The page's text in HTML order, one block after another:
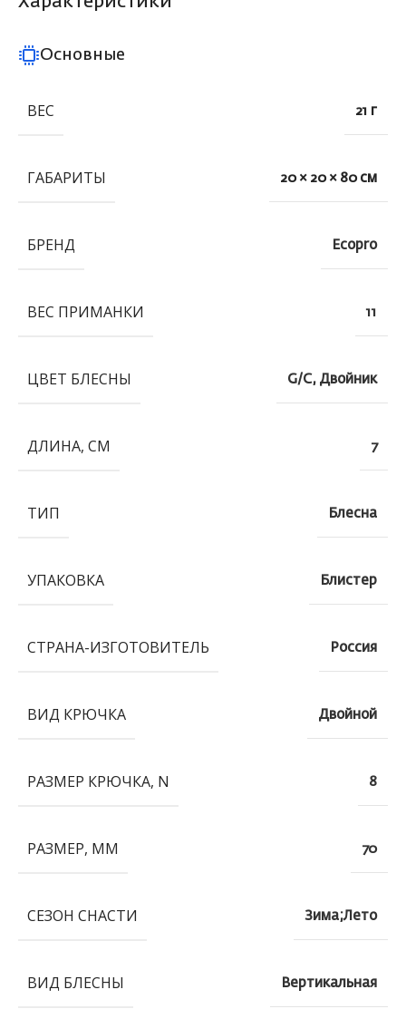
Основные
ВЕС 21 г
ГАБАРИТЫ 20 × 20 × 80 см
БРЕНД Ecopro
ВЕС ПРИМАНКИ 11
ЦВЕТ БЛЕСНЫ G/C, Двойник
ДЛИНА, СМ 7
ТИП Блесна
УПАКОВКА Блистер
СТРАНА-ИЗГОТОВИТЕЛЬ Россия
ВИД КРЮЧКА Двойной
РАЗМЕР КРЮЧКА, N 8
РАЗМЕР, ММ 70
СЕЗОН СНАСТИ Зима;Лето
ВИД БЛЕСНЫ Вертикальная